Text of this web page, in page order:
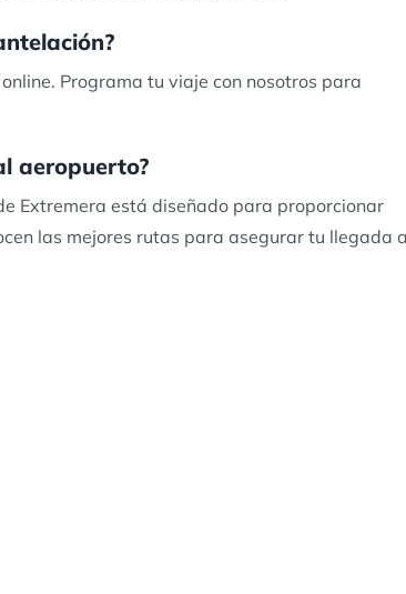
Programa tu viaje con nosotros para
aeropuerto?
Extremera está diseñado para proporcionar
las mejores rutas para asegurar tu llegada a